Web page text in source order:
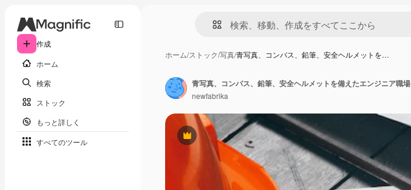
作成
ホーム
検索
ストック
もっと詳しく
すべてのツール
ホーム/ストック/写真/青写真、コンパス、鉛筆、安全ヘルメットを…
Premium
青写真、コンパス、鉛筆、安全ヘルメットを備えたエンジニア職場
newfabrika